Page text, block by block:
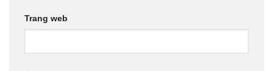
Trang web